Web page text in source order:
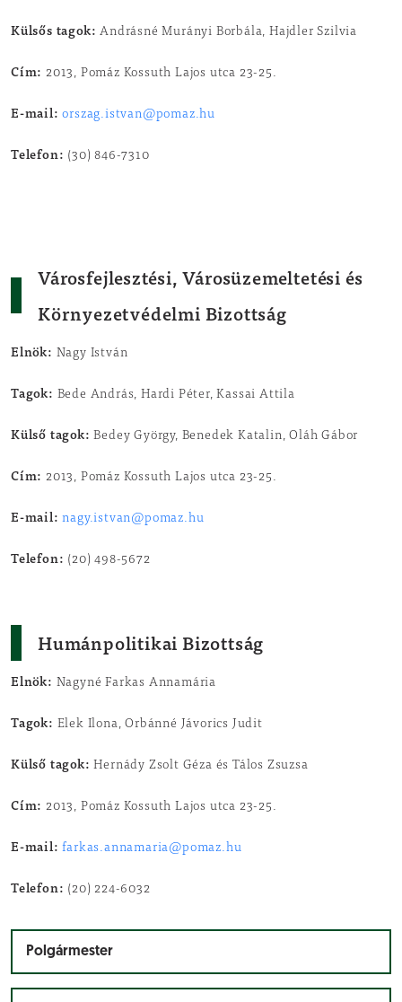
Külsős tagok: Andrásné Murányi Borbála, Hajdler Szilvia
Cím: 2013, Pomáz Kossuth Lajos utca 23-25.
E-mail: orszag.istvan@pomaz.hu
Telefon: (30) 846-7310
Városfejlesztési, Városüzemeltetési és
Környezetvédelmi Bizottság
Elnök: Nagy István
Tagok: Bede András, Hardi Péter, Kassai Attila
Külső tagok: Bedey György, Benedek Katalin, Oláh Gábor
Cím: 2013, Pomáz Kossuth Lajos utca 23-25.
E-mail:nagy.istvan@pomaz.hu
Telefon: (20) 498-5672
Humánpolitikai Bizottság
Elnök: Nagyné Farkas Annamária
Tagok: Elek Ilona, Orbánné Jávorics Judit
Külső tagok: Hernády Zsolt Géza és Tálos Zsuzsa
Cím: 2013, Pomáz Kossuth Lajos utca 23-25.
E-mail: farkas.annamaria@pomaz.hu
Telefon: (20) 224-6032
Polgármester